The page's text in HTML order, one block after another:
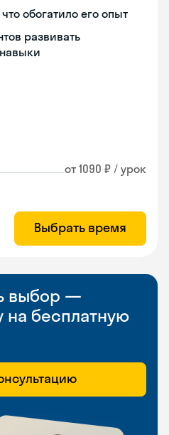
обогатило его опыт
развивать
от 1090 ₽ / урок
Выбрать время
выбор —
на бесплатную